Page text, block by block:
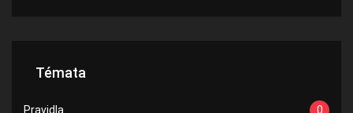
Témata
Pravidla 0